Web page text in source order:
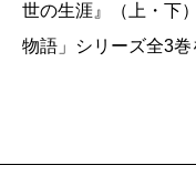
世の生涯』（上・下
物語」シリーズ全3巻